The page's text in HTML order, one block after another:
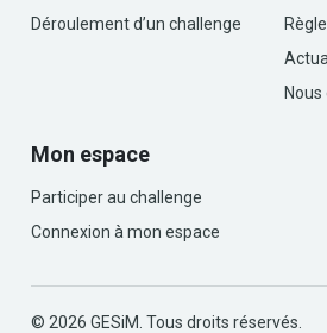
Déroulement d’un challenge
Mon espace
Participer au challenge
Connexion à mon espace
© 2026 GESiM. Tous droits réservés.